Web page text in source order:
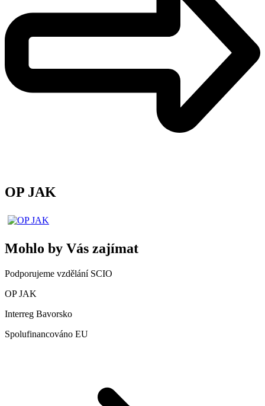
OP JAK
Mohlo by Vás zajímat
Podporujeme vzdělání SCIO
OP JAK
Interreg Bavorsko
Spolufinancováno EU